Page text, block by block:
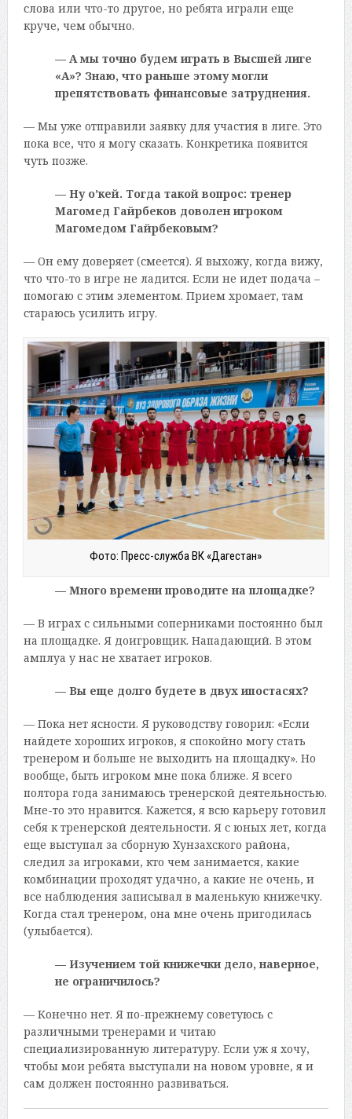
слова или что-то другое, но ребята играли еще
круче, чем обычно.
— А мы точно будем играть в Высшей лиге
«А»? Знаю, что раньше этому могли
препятствовать финансовые затруднения.
— Мы уже отправили заявку для участия в лиге. Это
пока все, что я могу сказать. Конкретика появится
чуть позже.
— Ну о’кей. Тогда такой вопрос: тренер
Магомед Гайрбеков доволен игроком
Магомедом Гайрбековым?
— Он ему доверяет (смеется). Я выхожу, когда вижу,
что что-то в игре не ладится. Если не идет подача –
помогаю с этим элементом. Прием хромает, там
стараюсь усилить игру.
Фото: Пресс-служба ВК «Дагестан»
— Много времени проводите на площадке?
— В играх с сильными соперниками постоянно был
на площадке. Я доигровщик. Нападающий. В этом
амплуа у нас не хватает игроков.
— Вы еще долго будете в двух ипостасях?
— Пока нет ясности. Я руководству говорил: «Если
найдете хороших игроков, я спокойно могу стать
тренером и больше не выходить на площадку». Но
вообще, быть игроком мне пока ближе. Я всего
полтора года занимаюсь тренерской деятельностью.
Мне-то это нравится. Кажется, я всю карьеру готовил
себя к тренерской деятельности. Я с юных лет, когда
еще выступал за сборную Хунзахского района,
следил за игроками, кто чем занимается, какие
комбинации проходят удачно, а какие не очень, и
все наблюдения записывал в маленькую книжечку.
Когда стал тренером, она мне очень пригодилась
(улыбается).
— Изучением той книжечки дело, наверное,
не ограничилось?
— Конечно нет. Я по-прежнему советуюсь с
различными тренерами и читаю
специализированную литературу. Если уж я хочу,
чтобы мои ребята выступали на новом уровне, я и
сам должен постоянно развиваться.